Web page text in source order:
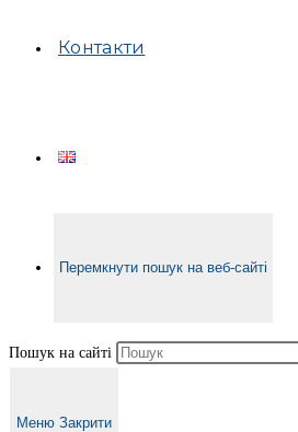
Контакти
Перемкнути пошук на веб-сайті
Пошук на сайті
Меню Закрити